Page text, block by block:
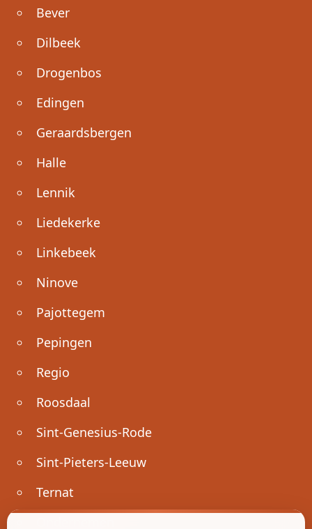
Bever
Dilbeek
Drogenbos
Edingen
Geraardsbergen
Halle
Lennik
Liedekerke
Linkebeek
Ninove
Pajottegem
Pepingen
Regio
Roosdaal
Sint-Genesius-Rode
Sint-Pieters-Leeuw
Ternat